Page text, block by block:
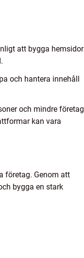
att bygga hemsidor
och hantera innehåll
och mindre företag
kan vara
företag. Genom att
bygga en stark